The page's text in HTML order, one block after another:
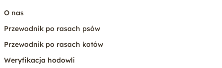
O nas
Przewodnik po rasach psów
Przewodnik po rasach kotów
Weryfikacja hodowli